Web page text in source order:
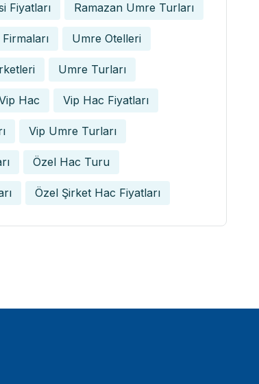
Fiyatları Ramazan Umre Turları
Umre Otelleri
Umre Turları
Hac Vip Hac Fiyatları
Vip Umre Turları
Özel Hac Turu
Özel Şirket Hac Fiyatları